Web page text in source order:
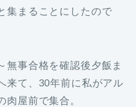
集まることにしたので
無事合格を確認後夕飯ま
来て、30年前に私がアル
肉屋前で集合。